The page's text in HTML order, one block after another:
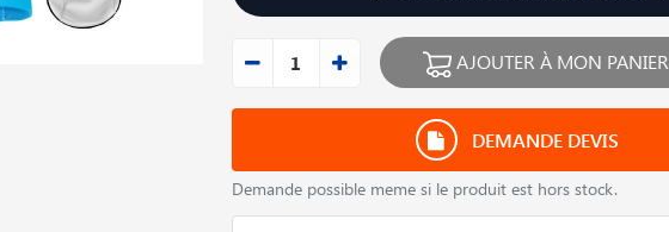
AJOUTER À MON PANIER
DEMANDE DEVIS
Demande possible meme si le produit est hors stock.